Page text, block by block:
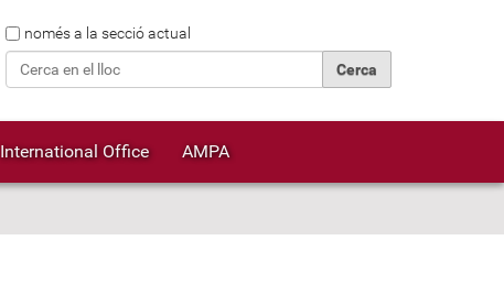
Cercanomés a la secció actual
International Office AMPA